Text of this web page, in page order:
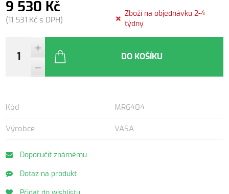
9 530 Kč
(11 531 Kč s DPH)
Zboží na objednávku 2-4
týdny
DO KOŠÍKU
Kód MR6404
Výrobce VASA
Doporučit známému
Dotaz na produkt